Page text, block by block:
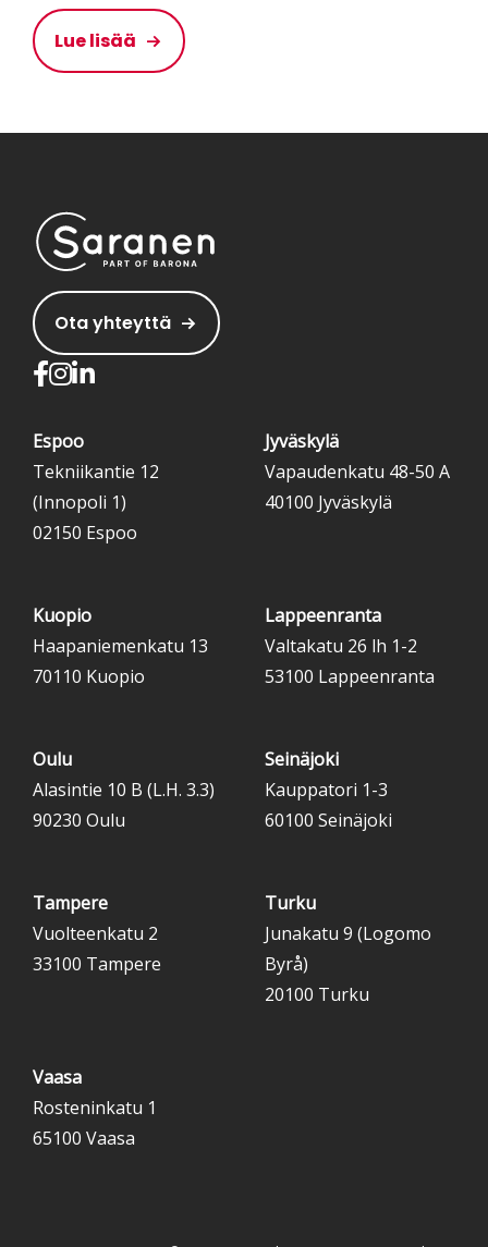
Lue lisää
Ota yhteyttä
Espoo
Tekniikantie 12
(Innopoli 1)
02150 Espoo
Jyväskylä
Vapaudenkatu 48-50 A
40100 Jyväskylä
Kuopio
Haapaniemenkatu 13
70110 Kuopio
Lappeenranta
Valtakatu 26 lh 1-2
53100 Lappeenranta
Oulu
Alasintie 10 B (L.H. 3.3)
90230 Oulu
Seinäjoki
Kauppatori 1-3
60100 Seinäjoki
Tampere
Vuolteenkatu 2
33100 Tampere
Turku
Junakatu 9 (Logomo
Byrå)
20100 Turku
Vaasa
Rosteninkatu 1
65100 Vaasa